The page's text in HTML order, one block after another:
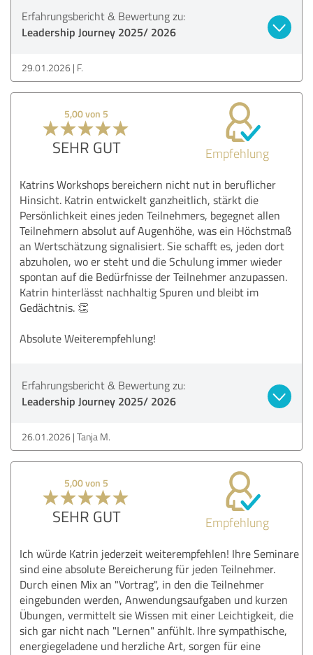
Erfahrungsbericht & Bewertung zu:
Leadership Journey 2025/ 2026
29.01.2026 F.
5,00 von 5
SEHR GUT Empfehlung
Katrins Workshops bereichern nicht nut in beruflicher
Hinsicht. Katrin entwickelt ganzheitlich, stärkt die
Persönlichkeit eines jeden Teilnehmers, begegnet allen
Teilnehmern absolut auf Augenhöhe, was ein Höchstmaß
an Wertschätzung signalisiert. Sie schafft es, jeden dort
abzuholen, wo er steht und die Schulung immer wieder
spontan auf die Bedürfnisse der Teilnehmer anzupassen.
Katrin hinterlässt nachhaltig Spuren und bleibt im
Gedächtnis. 👏
Absolute Weiterempfehlung!
Erfahrungsbericht & Bewertung zu:
Leadership Journey 2025/ 2026
26.01.2026 Tanja M.
5,00 von 5
SEHR GUT Empfehlung
Ich würde Katrin jederzeit weiterempfehlen! Ihre Seminare
sind eine absolute Bereicherung für jeden Teilnehmer.
Durch einen Mix an "Vortrag", in den die Teilnehmer
eingebunden werden, Anwendungsaufgaben und kurzen
Übungen, vermittelt sie Wissen mit einer Leichtigkeit, die
sich gar nicht nach "Lernen" anfühlt. Ihre sympathische,
energiegeladene und herzliche Art, sorgen für eine